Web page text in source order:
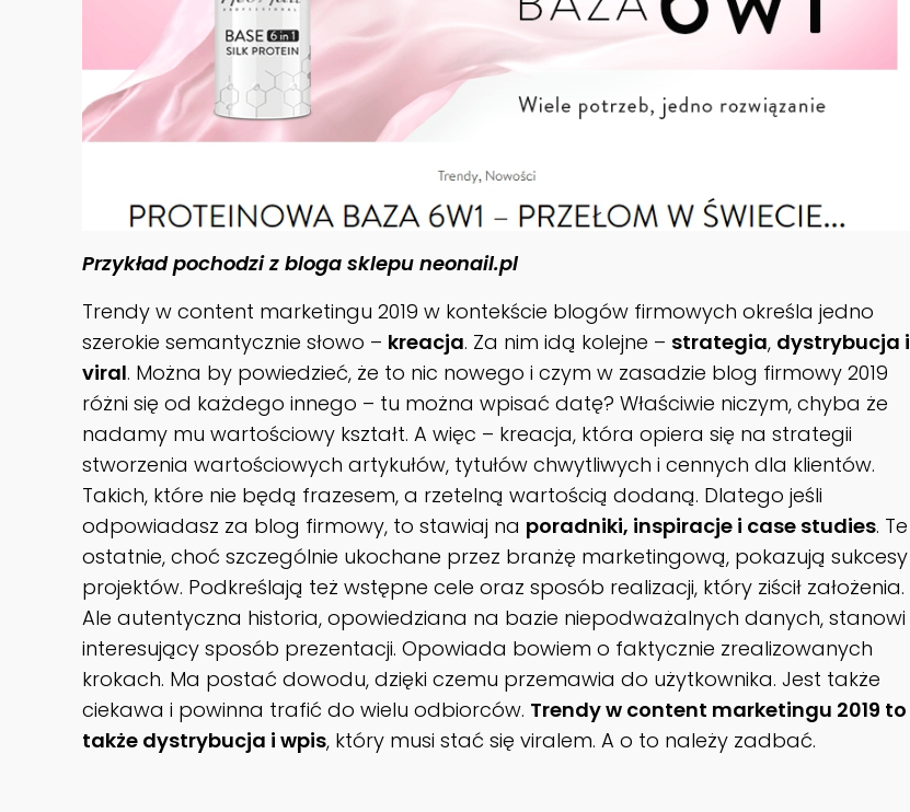
Przykład pochodzi z bloga sklepu neonail.pl
Trendy w content marketingu 2019 w kontekście blogów firmowych określa jedno
szerokie semantycznie słowo – kreacja. Za nim idą kolejne – strategia, dystrybucja i
viral. Można by powiedzieć, że to nic nowego i czym w zasadzie blog firmowy 2019
różni się od każdego innego – tu można wpisać datę? Właściwie niczym, chyba że
nadamy mu wartościowy kształt. A więc – kreacja, która opiera się na strategii
stworzenia wartościowych artykułów, tytułów chwytliwych i cennych dla klientów.
Takich, które nie będą frazesem, a rzetelną wartością dodaną. Dlatego jeśli
odpowiadasz za blog firmowy, to stawiaj na poradniki, inspiracje i case studies. Te
ostatnie, choć szczególnie ukochane przez branżę marketingową, pokazują sukcesy
projektów. Podkreślają też wstępne cele oraz sposób realizacji, który ziścił założenia.
Ale autentyczna historia, opowiedziana na bazie niepodważalnych danych, stanowi
interesujący sposób prezentacji. Opowiada bowiem o faktycznie zrealizowanych
krokach. Ma postać dowodu, dzięki czemu przemawia do użytkownika. Jest także
ciekawa i powinna trafić do wielu odbiorców. Trendy w content marketingu 2019 to
także dystrybucja i wpis, który musi stać się viralem. A o to należy zadbać.